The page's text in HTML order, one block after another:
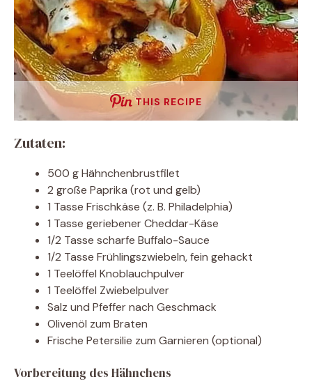
THIS RECIPE
Zutaten:
500 g Hähnchenbrustfilet
2 große Paprika (rot und gelb)
1 Tasse Frischkäse (z. B. Philadelphia)
1 Tasse geriebener Cheddar-Käse
1/2 Tasse scharfe Buffalo-Sauce
1/2 Tasse Frühlingszwiebeln, fein gehackt
1 Teelöffel Knoblauchpulver
1 Teelöffel Zwiebelpulver
Salz und Pfeffer nach Geschmack
Olivenöl zum Braten
Frische Petersilie zum Garnieren (optional)
Vorbereitung des Hähnchens